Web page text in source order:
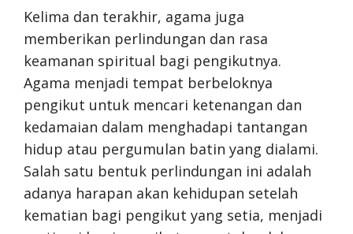
Kelima dan terakhir, agama juga
memberikan perlindungan dan rasa
keamanan spiritual bagi pengikutnya.
Agama menjadi tempat berbeloknya
pengikut untuk mencari ketenangan dan
kedamaian dalam menghadapi tantangan
hidup atau pergumulan batin yang dialami.
Salah satu bentuk perlindungan ini adalah
adanya harapan akan kehidupan setelah
kematian bagi pengikut yang setia, menjadi